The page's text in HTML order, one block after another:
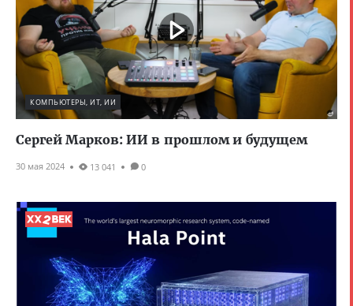
КОМПЬЮТЕРЫ, ИТ, ИИ
Сергей Марков: ИИ в прошлом и будущем
30 мая 2024 13 041 0